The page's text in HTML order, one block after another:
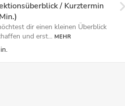
/ Kurztermin
dir einen kleinen Überblick
und erst... MEHR